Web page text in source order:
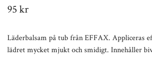
95 kr
Läderbalsam på tub från EFFAX. Appliceras
lädret mycket mjukt och smidigt. Innehåller